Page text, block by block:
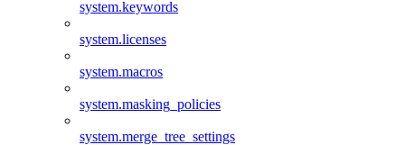
system.keywords
system.licenses
system.macros
system.masking_policies
system.merge_tree_settings